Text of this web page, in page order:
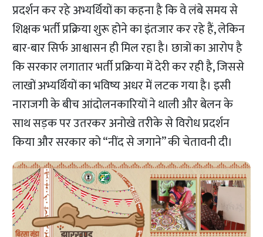
प्रदर्शन कर रहे अभ्यर्थियों का कहना है कि वे लंबे समय से
शिक्षक भर्ती प्रक्रिया शुरू होने का इंतजार कर रहे हैं, लेकिन
बार-बार सिर्फ आश्वासन ही मिल रहा है। छात्रों का आरोप है
कि सरकार लगातार भर्ती प्रक्रिया में देरी कर रही है, जिससे
लाखों अभ्यर्थियों का भविष्य अधर में लटक गया है। इसी
नाराजगी के बीच आंदोलनकारियों ने थाली और बेलन के
साथ सड़क पर उतरकर अनोखे तरीके से विरोध प्रदर्शन
किया और सरकार को “नींद से जगाने” की चेतावनी दी।